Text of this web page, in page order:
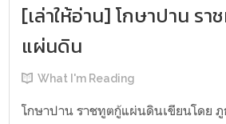
[เล่าให้อ่าน] โกษาปาน รา
แผ่นดิน
What I'm Reading
โกษาปาน ราชทูตกู้แผ่นดินเขียนโดย